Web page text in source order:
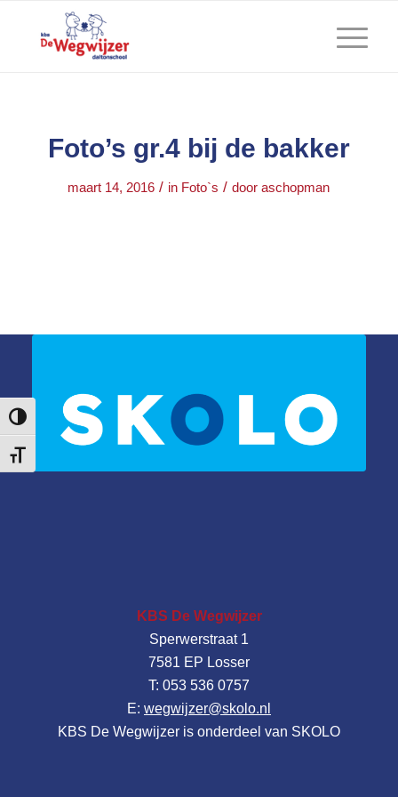
Keuze voor hoog contrast
Kies grootte van het lettertype
Foto’s gr.4 bij de bakker
maart 14, 2016 / in Foto`s / dooraschopman
KBS De Wegwijzer
Sperwerstraat 1
7581 EP Losser
T: 053 536 0757
E: wegwijzer@skolo.nl
KBS De Wegwijzer is onderdeel van SKOLO